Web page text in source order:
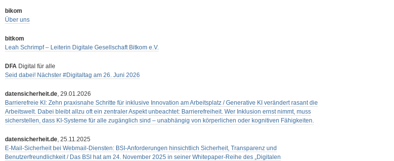
bikom
Über uns
bitkom
Leah Schrimpf – Leiterin Digitale Gesellschaft Bitkom e.V.
DFA Digital für alle
Seid dabei! Nächster #Digitaltag am 26. Juni 2026
datensicherheit.de, 29.01.2026
Barrierefreie KI: Zehn praxisnahe Schritte für inklusive Innovation am Arbeitsplatz / Generative KI verändert rasant die
Arbeitswelt. Dabei bleibt allzu oft ein zentraler Aspekt unbeachtet: Barrierefreiheit. Wer Inklusion ernst nimmt, muss
sicherstellen, dass KI-Systeme für alle zugänglich sind – unabhängig von körperlichen oder kognitiven Fähigkeiten.
datensicherheit.de, 25.11.2025
E-Mail-Sicherheit bei Webmail-Diensten: BSI-Anforderungen hinsichtlich Sicherheit, Transparenz und
Benutzerfreundlichkeit / Das BSI hat am 24. November 2025 in seiner Whitepaper-Reihe des „Digitalen